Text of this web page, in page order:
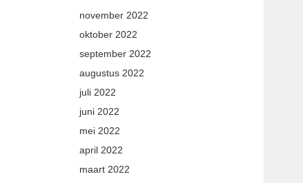
november 2022
oktober 2022
september 2022
augustus 2022
juli 2022
juni 2022
mei 2022
april 2022
maart 2022